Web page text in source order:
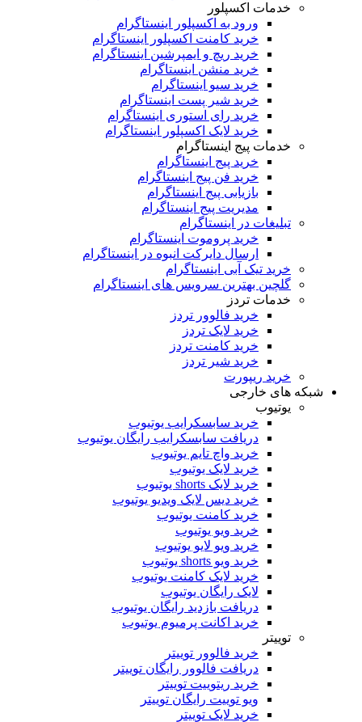
اکسپلور
ورود به اکسپلور اینستاگرام
خرید کامنت اکسپلور اینستاگرام
خرید ریچ و ایمپرشین اینستاگرام
خرید منشن اینستاگرام
خرید سیو اینستاگرام
خرید شیر پست اینستاگرام
خرید رای استوری اینستاگرام
خرید لایک اکسپلور اینستاگرام
پیج اینستاگرام
خرید پیج اینستاگرام
خرید فن پیج اینستاگرام
بازیابی پیج اینستاگرام
مدیریت پیج اینستاگرام
در اینستاگرام
خرید پروموت اینستاگرام
ارسال دایرکت انبوه در اینستاگرام
تیک آبی اینستاگرام
بهترین سرویس های اینستاگرام
تردز
خرید فالوور تردز
خرید لایک تردز
خرید کامنت تردز
خرید شیر تردز
ریپورت
خارجی
خرید سابسکرایب یوتیوب
دریافت سابسکرایب رایگان یوتیوب
خرید واچ تایم یوتیوب
خرید لایک یوتیوب
خرید دیس لایک ویدیو یوتیوب
خرید کامنت یوتیوب
خرید ویو یوتیوب
خرید ویو لایو یوتیوب
خرید لایک کامنت یوتیوب
لایک رایگان یوتیوب
دریافت بازدید رایگان یوتیوب
خرید اکانت پرمیوم یوتیوب
خرید فالوور توییتر
دریافت فالوور رایگان توییتر
خرید ریتوییت توییتر
ویو توییت رایگان توییتر
خرید لایک توییتر